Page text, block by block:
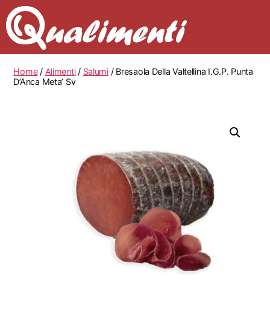
Home/ Alimenti/ Salumi/ Bresaola Della Valtellina I.G.P. Punta
D’Anca Meta’ Sv